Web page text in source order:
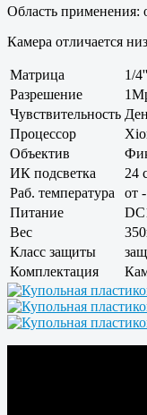
Область применения:
Камера отличается
Матрица
1/
Разрешение
Чувствительность
Процессор
Объектив
ИК подсветка
24
Раб. температура
от
Питание
Вес
Класс защиты
Комплектация